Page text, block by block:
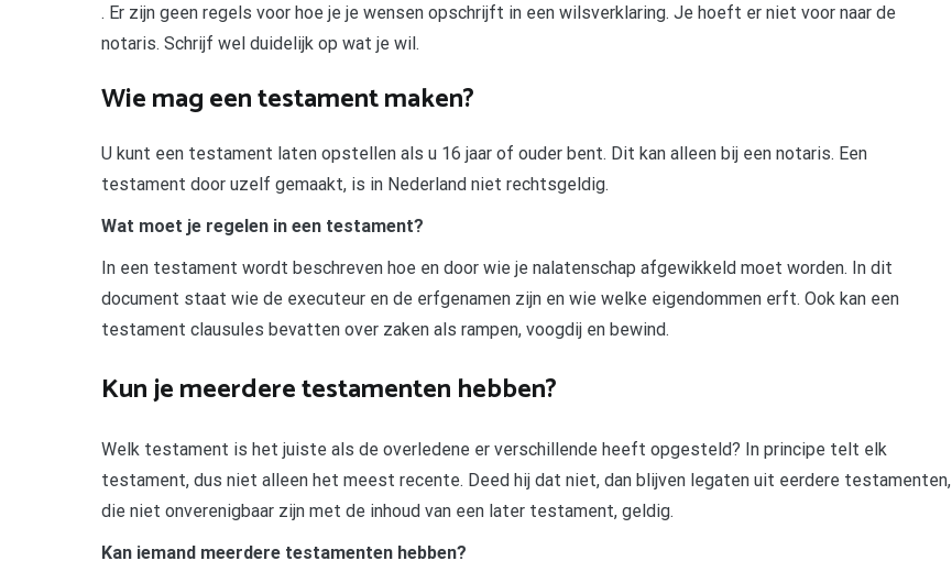
. Er zijn geen regels voor hoe je je wensen opschrijft in een wilsverklaring. Je hoeft er niet voor naar de
notaris. Schrijf wel duidelijk op wat je wil.
Wie mag een testament maken?
U kunt een testament laten opstellen als u 16 jaar of ouder bent. Dit kan alleen bij een notaris. Een
testament door uzelf gemaakt, is in Nederland niet rechtsgeldig.
Wat moet je regelen in een testament?
In een testament wordt beschreven hoe en door wie je nalatenschap afgewikkeld moet worden. In dit
document staat wie de executeur en de erfgenamen zijn en wie welke eigendommen erft. Ook kan een
testament clausules bevatten over zaken als rampen, voogdij en bewind.
Kun je meerdere testamenten hebben?
Welk testament is het juiste als de overledene er verschillende heeft opgesteld? In principe telt elk
testament, dus niet alleen het meest recente. Deed hij dat niet, dan blijven legaten uit eerdere testamenten,
die niet onverenigbaar zijn met de inhoud van een later testament, geldig.
Kan iemand meerdere testamenten hebben?